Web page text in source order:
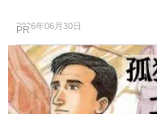
2026年06月30日
PR